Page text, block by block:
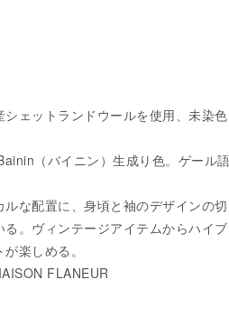
ェットランドウールを使用、未染
（バイニン）生成り色。ゲール
な配置に、身頃と袖のデザインの
。ヴィンテージアイテムからハイ
楽しめる。
FLANEUR